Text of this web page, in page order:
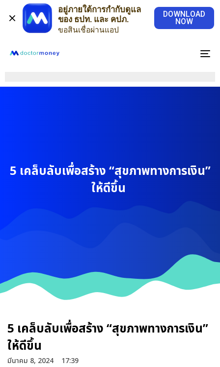
อยู่ภายใต้การกำกับดูแล
ของ ธปท. และ คปภ.
ขอสินเชื่อผ่านแอป
DOWNLOAD
NOW
5 เคล็บลับเพื่อสร้าง “สุขภาพทางการเงิน”
ให้ดีขึ้น ​
5 เคล็บลับเพื่อสร้าง “สุขภาพทางการเงิน”
ให้ดีขึ้น ​
มีนาคม 8, 2024 17:39